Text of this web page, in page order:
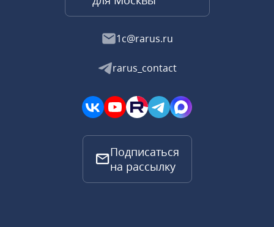
1c@rarus.ru
rarus_contact
Подписаться
на рассылку